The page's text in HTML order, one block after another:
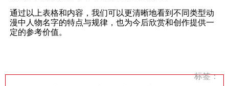
通过以上表格和内容，我们可以更清晰地看到不同类型动
漫中人物名字的特点与规律，也为今后欣赏和创作提供一
定的参考价值。
标签：